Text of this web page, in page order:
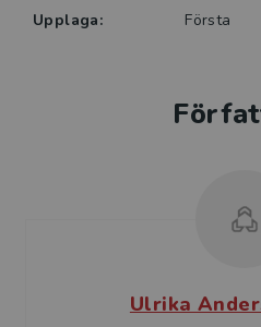
Upplaga:
Första
Ulrika